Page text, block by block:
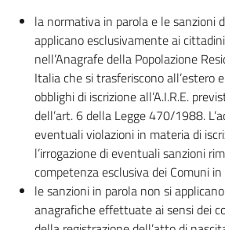
la normativa in parola e le sanzioni
applicano esclusivamente ai
nell’Anagrafe della Popolazione
Italia che si trasferiscono all’estero
obblighi di iscrizione all’A.I.R.E.
dell’art. 6 della Legge 470/1988.
eventuali violazioni in materia di
l’irrogazione di eventuali sanzioni
competenza esclusiva dei Comuni
le sanzioni in parola non si
anagrafiche effettuate ai sensi dei